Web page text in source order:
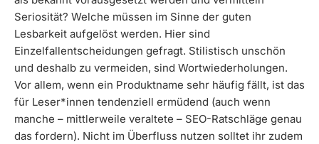
Seriosität? Welche müssen im Sinne der guten
Lesbarkeit aufgelöst werden. Hier sind
Einzelfallentscheidungen gefragt. Stilistisch unschön
und deshalb zu vermeiden, sind Wortwiederholungen.
Vor allem, wenn ein Produktname sehr häufig fällt, ist das
für Leser*innen tendenziell ermüdend (auch wenn
manche – mittlerweile veraltete – SEO-Ratschläge genau
das fordern). Nicht im Überfluss nutzen solltet ihr zudem